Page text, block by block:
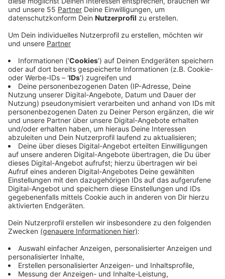
Steuerzahlerbund die Frage auf, warum sich eine
Stadt wie Wuppertal, die einen Schuldenberg von
1,6 Milliarden Euro vor sich herschiebe, teure
goldfarbene Sitzbänke in der Innenstadt leiste.
Alle zehn Bänke, die seit Oktober 2022
aufgestellt worden seien, kosteten zusammen
400 000 Euro, rechnet der Verein vor. Dabei habe
Wuppertal "jedes Maß verloren". Zudem seien die
Bürger empört über "unbequeme Bänke ohne
Rückenlehnen, die marode, alt, verschmutzt und
verwahrlost erscheinen".
Parkhaus ohne Autos: Wuppertal sei zudem
dadurch aufgefallen, dass dort ein Parkhaus fast
zwei Jahre lang auf Autos gewartet habe. Weil die
Stadt sich nicht rechtzeitig um einen Betreiber
gekümmert habe, seien nach der 4,1 Millionen
Euro teuren Sanierung die Einnahmen ausgefallen,
Pendlerparkplatz ohne Pendler: In Borken sei
"ein Phantom-Pendlerparkplatz" entstanden.
Gekostet habe er inklusive einer erforderlichen
Abbiegespur mehr als 1,4 Millionen Euro, genutzt
werde er aber kaum. Nach einem Jahr des